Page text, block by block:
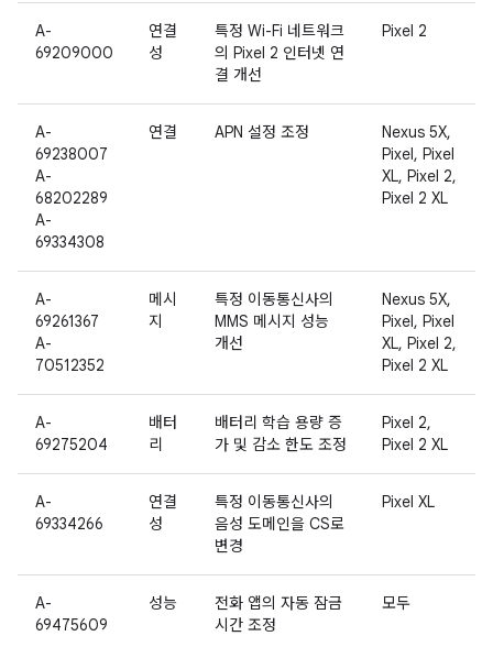
A-
69209000
연결
성
특정 Wi-Fi 네트워크
의 Pixel 2 인터넷 연
결 개선
Pixel 2
A-
69238007
A-
68202289
A-
69334308
연결 APN 설정 조정
Nexus 5X,
Pixel, Pixel
XL, Pixel 2,
Pixel 2 XL
A-
69261367
A-
70512352
메시
지
특정 이동통신사의
MMS 메시지 성능
개선
Nexus 5X,
Pixel, Pixel
XL, Pixel 2,
Pixel 2 XL
A-
69275204
배터
리
배터리 학습 용량 증
가 및 감소 한도 조정
Pixel 2,
Pixel 2 XL
A-
69334266
연결
성
특정 이동통신사의
음성 도메인을 CS로
변경
Pixel XL
A-
69475609
성능
전화 앱의 자동 잠금
시간 조정
모두